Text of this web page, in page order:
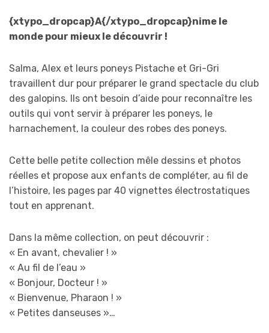
{xtypo_dropcap}A{/xtypo_dropcap}nime le
monde pour mieux le découvrir !
Salma, Alex et leurs poneys Pistache et Gri-Gri
travaillent dur pour préparer le grand spectacle du club
des galopins. Ils ont besoin d’aide pour reconnaître les
outils qui vont servir à préparer les poneys, le
harnachement, la couleur des robes des poneys.
Cette belle petite collection mêle dessins et photos
réelles et propose aux enfants de compléter, au fil de
l’histoire, les pages par 40 vignettes électrostatiques
tout en apprenant.
Dans la même collection, on peut découvrir :
« En avant, chevalier ! »
« Au fil de l’eau »
« Bonjour, Docteur ! »
« Bienvenue, Pharaon ! »
« Petites danseuses »…